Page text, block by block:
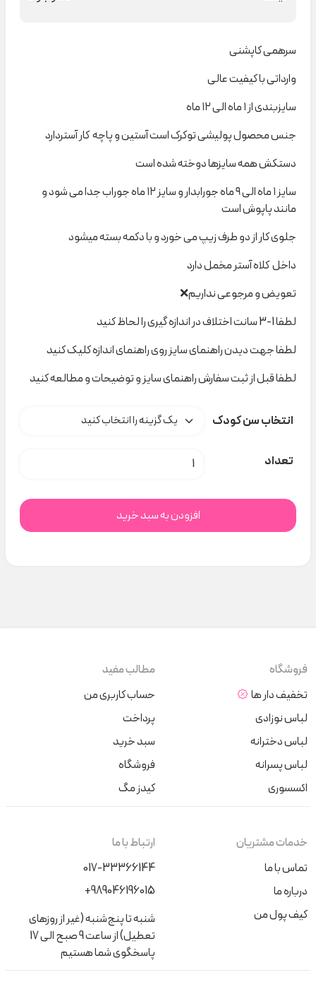
سرهمی کاپشنی
وارداتی با کیفیت عالی
سایزبندی از ۱ ماه الی ۱۲ ماه
جنس محصول پولیشی توکرک است آستین و پاچه کار آستردارد
دستکش همه سایزها دوخته شده است
سایز ۱ ماه الی ۹ ماه جورابدار و سایز ۱۲ ماه جوراب جدا می شود و
مانند پاپوش است
جلوی کار از دو طرف زیپ می خورد و با دکمه بسته میشود
داخل کلاه آستر مخمل دارد
تعویض و مرجوعی نداریم❌
لطفا 1-3 سانت اختلاف در اندازه گیری را لحاظ کنید
لطفا جهت دیدن راهنمای سایز روی راهنمای اندازه کلیک کنید
لطفا قبل از ثبت سفارش راهنمای سایز و توضیحات و مطالعه کنید
انتخاب سن کودک
تعداد سرهمی کاپشنی پولیشی kiabi کد t000181 عدد
افزودن به سبد خرید
فروشگاه
تخفیف دار ها
لباس نوزادی
لباس دخترانه
لباس پسرانه
اکسسوری
مطالب مفید
حساب کاربری من
پرداخت
سبد خرید
فروشگاه
کیدز مگ
خدمات مشتریان
تماس با ما
درباره ما
کیف پول من
ارتباط با ما
017-33366144
+989046196015
شنبه تا پنج‌شنبه (غیر از روزهای
تعطیل) از ساعت 9 صبح الی 17
پاسخگوی شما هستیم